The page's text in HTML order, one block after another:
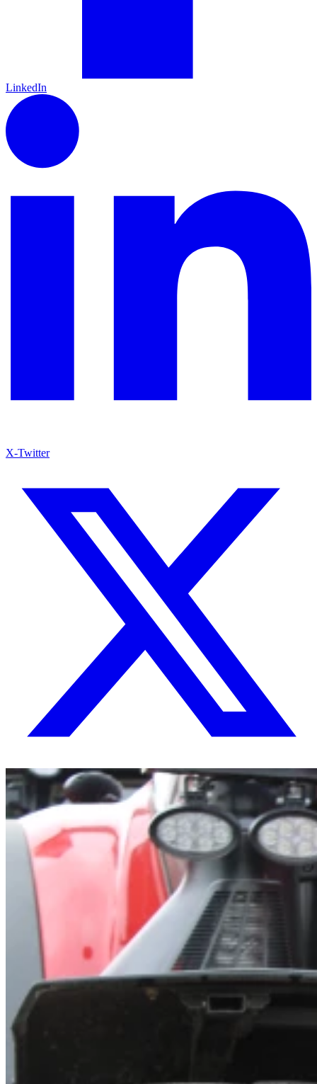
LinkedIn
X-Twitter